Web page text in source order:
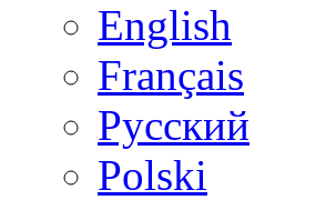
English
Français
Pусский
Polski